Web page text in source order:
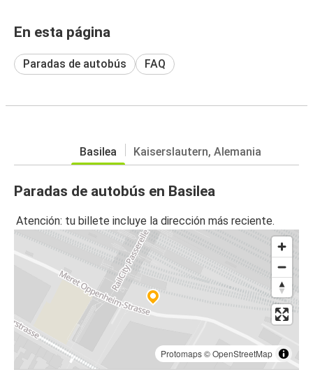
En esta página
Paradas de autobús FAQ
Basilea Kaiserslautern, Alemania
Paradas de autobús en Basilea
Atención: tu billete incluye la dirección más reciente.
Protomaps©OpenStreetMap